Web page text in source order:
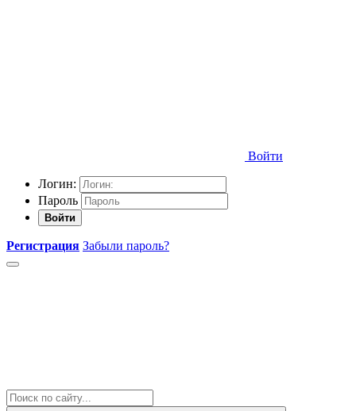
Войти
Логин:
Пароль
Войти
Регистрация Забыли пароль?